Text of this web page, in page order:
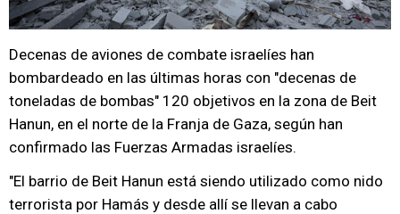
Decenas de aviones de combate israelíes han
bombardeado en las últimas horas con "decenas de
toneladas de bombas" 120 objetivos en la zona de Beit
Hanun, en el norte de la Franja de Gaza, según han
confirmado las Fuerzas Armadas israelíes.
"El barrio de Beit Hanun está siendo utilizado como nido
terrorista por Hamás y desde allí se llevan a cabo